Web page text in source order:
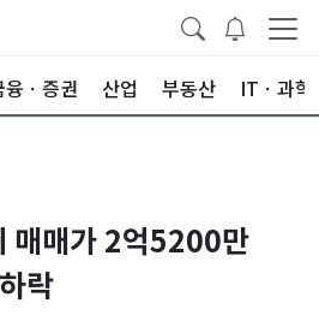
융ㆍ증권 산업 부동산 ITㆍ과학
매매가 2억5200만
락